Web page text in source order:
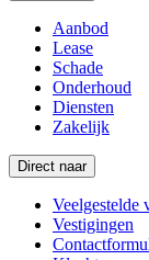
Aanbod
Lease
Schade
Onderhoud
Diensten
Zakelijk
Direct naar
Veelgestelde
Vestigingen